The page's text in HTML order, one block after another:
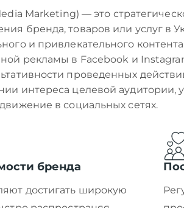
Marketing) — это
бренда, товаров или услуг в
и привлекательного
рекламы в Facebook и
проведенных
интереса целевой
в социальных сетях.
бренда
достигать широкую